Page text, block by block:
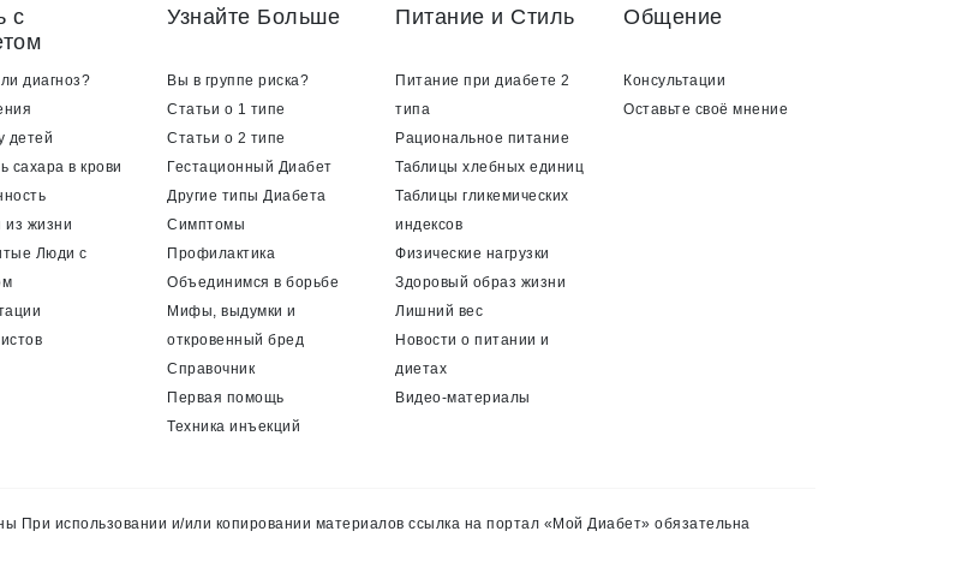
с
диагноз?
детей
сахара в крови
из жизни
Люди с
Узнайте Больше
Вы в группе риска?
Статьи о 1 типе
Статьи о 2 типе
Гестационный Диабет
Другие типы Диабета
Симптомы
Профилактика
Объединимся в борьбе
Мифы, выдумки и
откровенный бред
Справочник
Первая помощь
Техника инъекций
Питание и Стиль
Питание при диабете 2
типа
Рациональное питание
Таблицы хлебных единиц
Таблицы гликемических
индексов
Физические нагрузки
Здоровый образ жизни
Лишний вес
Новости о питании и
диетах
Видео-материалы
Общение
Консультации
Оставьте своё мнение
использовании и/или копировании материалов ссылка на портал «Мой Диабет» обязательна